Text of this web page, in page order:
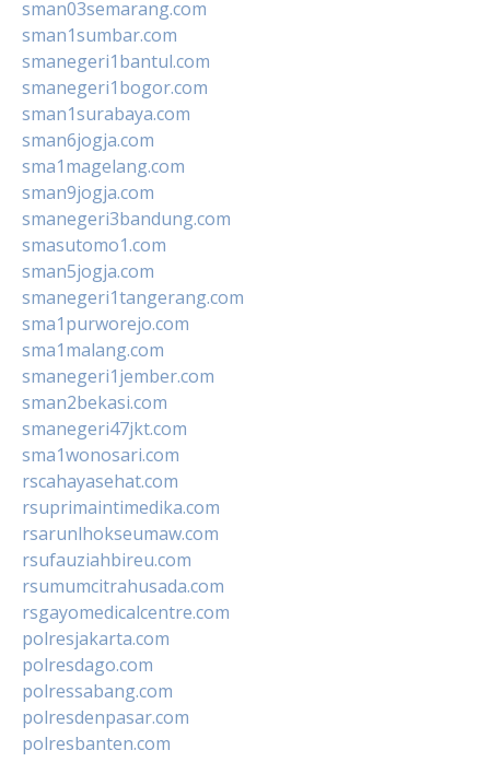
sman03semarang.com
sman1sumbar.com
smanegeri1bantul.com
smanegeri1bogor.com
sman1surabaya.com
sman6jogja.com
sma1magelang.com
sman9jogja.com
smanegeri3bandung.com
smasutomo1.com
sman5jogja.com
smanegeri1tangerang.com
sma1purworejo.com
sma1malang.com
smanegeri1jember.com
sman2bekasi.com
smanegeri47jkt.com
sma1wonosari.com
rscahayasehat.com
rsuprimaintimedika.com
rsarunlhokseumaw.com
rsufauziahbireu.com
rsumumcitrahusada.com
rsgayomedicalcentre.com
polresjakarta.com
polresdago.com
polressabang.com
polresdenpasar.com
polresbanten.com